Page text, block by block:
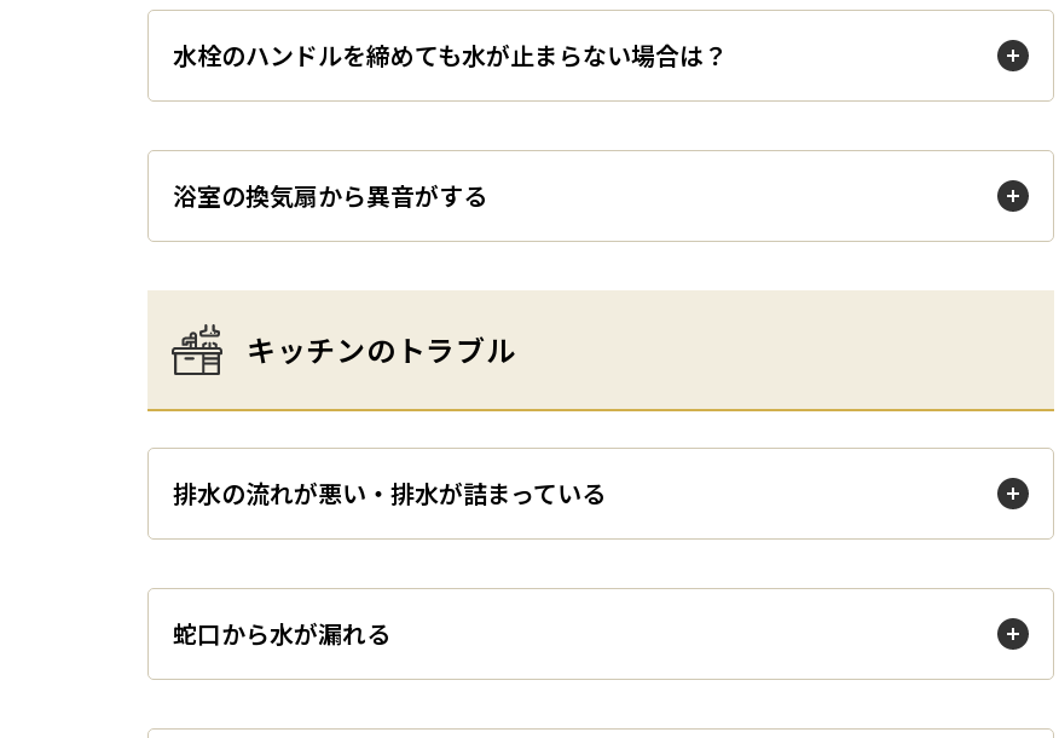
水栓のハンドルを締めても水が止まらない場合は？
浴室の換気扇から異音がする
キッチンのトラブル
排水の流れが悪い・排水が詰まっている
蛇口から水が漏れる